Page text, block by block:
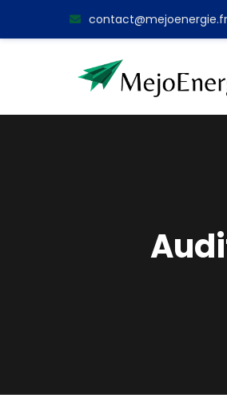
contact@mejoenergie.fr